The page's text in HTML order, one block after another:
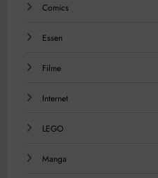
Comics
Essen
Filme
Internet
LEGO
Manga